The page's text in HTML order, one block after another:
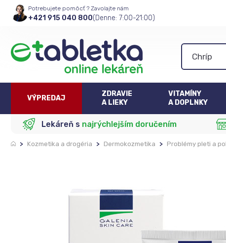
Potrebujete pomôcť ? Zavolajte nám
+421 915 040 800(Denne: 7:00-21:00)
VÝPREDAJ
ZDRAVIE
A LIEKY
VITAMÍNY
A DOPLNKY
Lekáreň s najrýchlejším doručením
> Kozmetika a drogéria > Dermokozmetika > Problémy pleti a